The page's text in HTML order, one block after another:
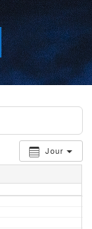
Jour